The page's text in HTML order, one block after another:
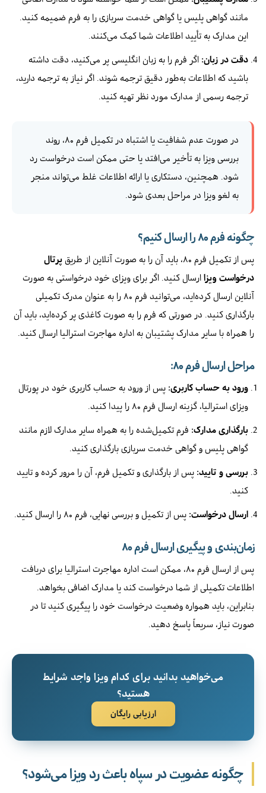
مانند گواهی پلیس یا گواهی خدمت سربازی را به فرم ضمیمه کنید.
این مدارک به تأیید اطلاعات شما کمک می‌کنند.
دقت در زبان: اگر فرم را به زبان انگلیسی پر می‌کنید، دقت داشته
باشید که اطلاعات به‌طور دقیق ترجمه شوند. اگر نیاز به ترجمه دارید،
ترجمه رسمی از مدارک مورد نظر تهیه کنید.
در صورت عدم شفافیت یا اشتباه در تکمیل فرم ۸۰، روند
بررسی ویزا به تأخیر می‌افتد یا حتی ممکن است درخواست رد
شود. همچنین، دستکاری یا ارائه اطلاعات غلط می‌تواند منجر
به لغو ویزا در مراحل بعدی شود.
چگونه فرم ۸۰ را ارسال کنیم؟
پس از تکمیل فرم ۸۰، باید آن را به صورت آنلاین از طریق
پرتال
درخواست ویزا ارسال کنید. اگر برای ویزای خود درخواستی به صورت
آنلاین ارسال کرده‌اید، می‌توانید فرم ۸۰ را به عنوان مدرک تکمیلی
بارگذاری کنید. در صورتی که فرم را به صورت کاغذی پر کرده‌اید، باید آن
را همراه با سایر مدارک پشتیبان به اداره مهاجرت استرالیا ارسال کنید.
مراحل ارسال فرم ۸۰:
ورود به حساب کاربری: پس از ورود به حساب کاربری خود در پورتال
ویزای استرالیا، گزینه ارسال فرم ۸۰ را پیدا کنید.
بارگذاری مدارک: فرم تکمیل‌شده را به همراه سایر مدارک لازم مانند
گواهی پلیس و گواهی خدمت سربازی بارگذاری کنید.
بررسی و تایید: پس از بارگذاری و تکمیل فرم، آن را مرور کرده و تایید
کنید.
ارسال درخواست: پس از تکمیل و بررسی نهایی، فرم ۸۰ را ارسال کنید.
زمان‌بندی و پیگیری ارسال فرم ۸۰
پس از ارسال فرم ۸۰، ممکن است اداره مهاجرت استرالیا برای دریافت
اطلاعات تکمیلی از شما درخواست کند یا مدارک اضافی بخواهد.
بنابراین، باید همواره وضعیت درخواست خود را پیگیری کنید تا در
صورت نیاز، سریعاً پاسخ دهید.
می‌خواهید بدانید برای کدام ویزا واجد شرایط
هستید؟
ارزیابی رایگان
چگونه عضویت در سپاه باعث رد ویزا می‌شود؟